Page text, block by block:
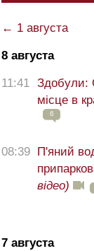
← 1 августа
8 августа
11:41 Здобули:
місце в
6
08:39
П'яний
відео)
7 августа